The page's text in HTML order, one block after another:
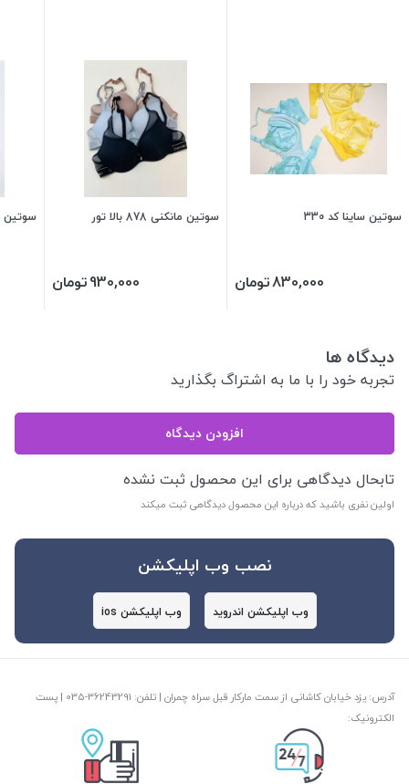
سوتین ساینا کد 330
830,000تومان
سوتین مانکنی 878 بالا تور
930,000تومان
سوتین
دیدگاه ها
تجربه خود را با ما به اشتراگ بگذارید
افزودن دیدگاه
تابحال دیدگاهی برای این محصول ثبت نشده
اولین نفری باشید که درباره این محصول دیدگاهی ثبت میکند
نصب وب اپلیکشن
وب اپلیکشن اندروید وب اپلیکشن ios
آدرس: یزد خیابان کاشانی از سمت مارکار قبل سراه چمران | تلفن: ‎035-36243291 | پست
الکترونیک: